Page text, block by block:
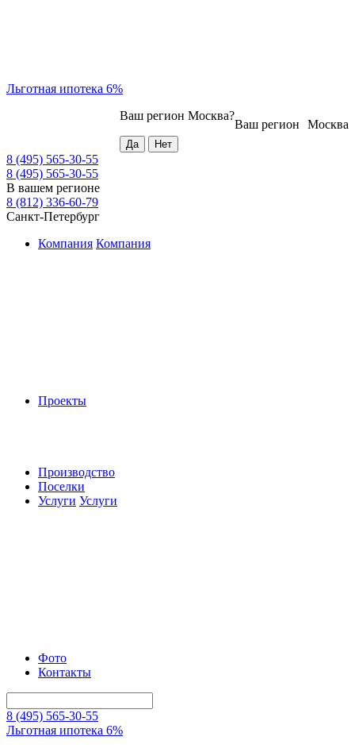
Льготная ипотека 6%
Москва
Ваш регион
Ваш регион Москва?
8 (495) 565-30-55
8 (495) 565-30-55
В вашем регионе
8 (812) 336-60-79
Санкт-Петербург
Компания Компания
Проекты
Производство
Поселки
Услуги Услуги
Фото
Контакты
8 (495) 565-30-55
Льготная ипотека 6%